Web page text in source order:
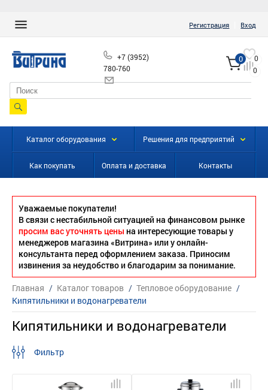
Регистрация Вход
+7 (3952)
780-760
0
0
0
Каталог оборудования Решения для предприятий
Как покупать Оплата и доставка Контакты
Уважаемые покупатели!
В связи с нестабильной ситуацией на финансовом рынке
просим вас уточнять цены на интересующие товары у
менеджеров магазина «Витрина» или у онлайн-
консультанта перед оформлением заказа. Приносим
извинения за неудобство и благодарим за понимание.
Главная / Каталог товаров / Тепловое оборудование /
Кипятильники и водонагреватели
Кипятильники и водонагреватели
Фильтр